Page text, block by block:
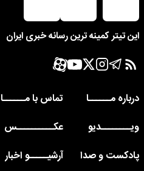
این تیتر کمینه ترین رسانه خبری ایران
درباره مــــــا
تماس با مــــــا
ویــــــــدیو
عکــــــــــس
پادکست و صدا
آرشیـــــو اخبار